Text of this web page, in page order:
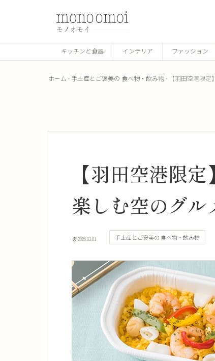
キッチンと食器 インテリア ファッション
ホーム 手土産とご褒美の 食べ物・飲み物 【羽田空港限
【羽田空港限
楽しむ空のグル
2026.03.01 手土産とご褒美の 食べ物・飲み物